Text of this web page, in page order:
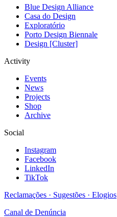
Blue Design Alliance
Casa do Design
Exploratório
Porto Design Biennale
Design [Cluster]
Activity
Events
News
Projects
Shop
Archive
Social
Instagram
Facebook
LinkedIn
TikTok
Reclamações · Sugestões · Elogios
Canal de Denúncia